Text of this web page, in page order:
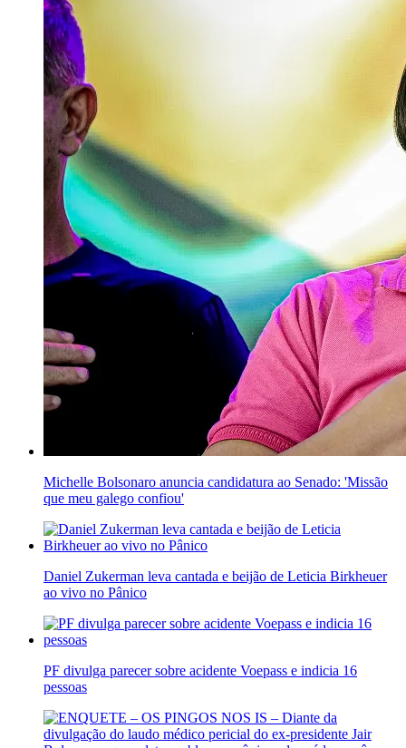
Michelle Bolsonaro anuncia candidatura ao Senado: 'Missão
que meu galego confiou'
Daniel Zukerman leva cantada e beijão de Leticia Birkheuer
ao vivo no Pânico
PF divulga parecer sobre acidente Voepass e indicia 16
pessoas